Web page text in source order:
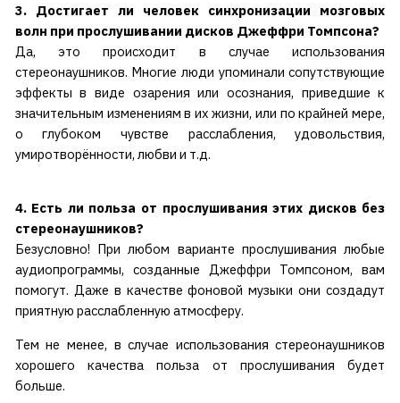
3. Достигает ли человек синхронизации мозговых
волн при прослушивании дисков Джеффри Томпсона?
Да, это происходит в случае использования
стереонаушников. Многие люди упоминали сопутствующие
эффекты в виде озарения или осознания, приведшие к
значительным изменениям в их жизни, или по крайней мере,
о глубоком чувстве расслабления, удовольствия,
умиротворённости, любви и т.д.
4. Есть ли польза от прослушивания этих дисков без
стереонаушников?
Безусловно! При любом варианте прослушивания любые
аудиопрограммы, созданные Джеффри Томпсоном, вам
помогут. Даже в качестве фоновой музыки они создадут
приятную расслабленную атмосферу.
Тем не менее, в случае использования стереонаушников
хорошего качества польза от прослушивания будет
больше.